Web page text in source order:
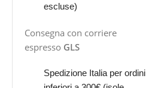
escluse)
Consegna con corriere
espresso GLS
Spedizione Italia per ordini